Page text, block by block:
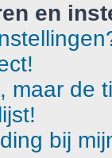
en
maar de
bij